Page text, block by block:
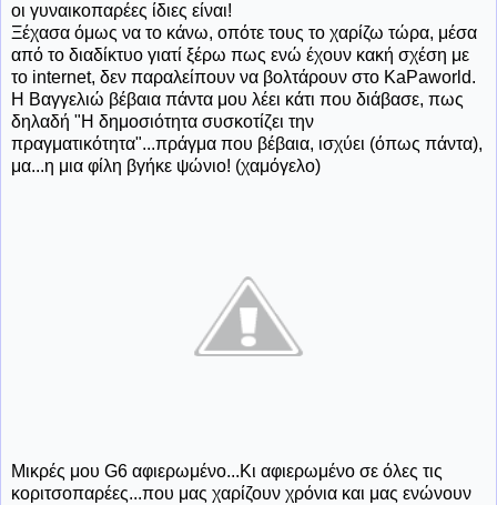
οι γυναικοπαρέες ίδιες είναι!
Ξέχασα όμως να το κάνω, οπότε τους το χαρίζω τώρα, μέσα
από το διαδίκτυο γιατί ξέρω πως ενώ έχουν κακή σχέση με
το internet, δεν παραλείπουν να βολτάρουν στο KaPaworld.
Η Βαγγελιώ βέβαια πάντα μου λέει κάτι που διάβασε, πως
δηλαδή "Η δημοσιότητα συσκοτίζει την
πραγματικότητα"...πράγμα που βέβαια, ισχύει (όπως πάντα),
μα...η μια φίλη βγήκε ψώνιο! (χαμόγελο)
Μικρές μου G6 αφιερωμένο...Κι αφιερωμένο σε όλες τις
κοριτσοπαρέες...που μας χαρίζουν χρόνια και μας ενώνουν